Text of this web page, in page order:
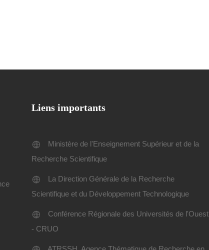
Liens importants
Ministère de l'Enseignement Supérieur et de la
Recherche Scientifique
La Direction Générale de la Recherche
Scientifique et du Développement Technologique
Conférence Régionale des Universités de l'Ouest
- CRUO